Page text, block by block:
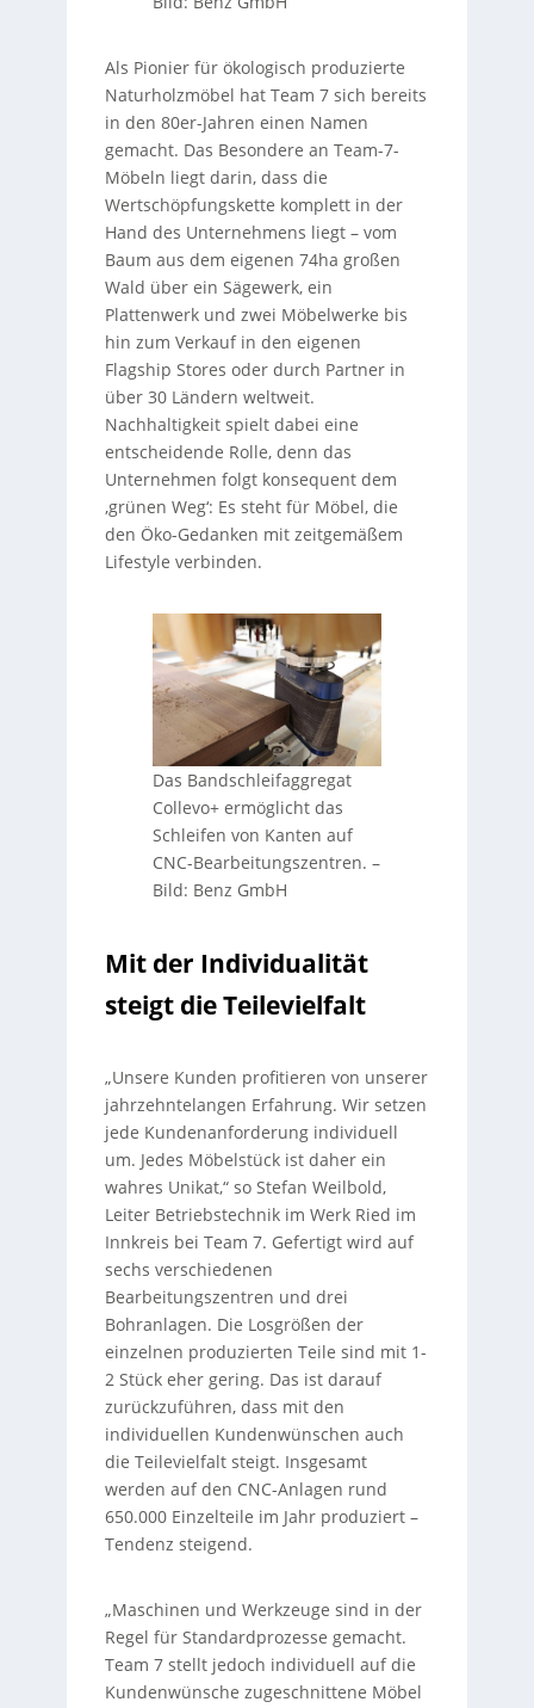
Als Pionier für ökologisch produzierte
Naturholzmöbel hat Team 7 sich bereits
in den 80er-Jahren einen Namen
gemacht. Das Besondere an Team-7-
Möbeln liegt darin, dass die
Wertschöpfungskette komplett in der
Hand des Unternehmens liegt – vom
Baum aus dem eigenen 74ha großen
Wald über ein Sägewerk, ein
Plattenwerk und zwei Möbelwerke bis
hin zum Verkauf in den eigenen
Flagship Stores oder durch Partner in
über 30 Ländern weltweit.
Nachhaltigkeit spielt dabei eine
entscheidende Rolle, denn das
Unternehmen folgt konsequent dem
‚grünen Weg‘: Es steht für Möbel, die
den Öko-Gedanken mit zeitgemäßem
Lifestyle verbinden.
Das Bandschleifaggregat
Collevo+ ermöglicht das
Schleifen von Kanten auf
CNC-Bearbeitungszentren. –
Bild: Benz GmbH
Mit der Individualität
steigt die Teilevielfalt
„Unsere Kunden profitieren von unserer
jahrzehntelangen Erfahrung. Wir setzen
jede Kundenanforderung individuell
um. Jedes Möbelstück ist daher ein
wahres Unikat,“ so Stefan Weilbold,
Leiter Betriebstechnik im Werk Ried im
Innkreis bei Team 7. Gefertigt wird auf
sechs verschiedenen
Bearbeitungszentren und drei
Bohranlagen. Die Losgrößen der
einzelnen produzierten Teile sind mit 1-
2 Stück eher gering. Das ist darauf
zurückzuführen, dass mit den
individuellen Kundenwünschen auch
die Teilevielfalt steigt. Insgesamt
werden auf den CNC-Anlagen rund
650.000 Einzelteile im Jahr produziert –
Tendenz steigend.
„Maschinen und Werkzeuge sind in der
Regel für Standardprozesse gemacht.
Team 7 stellt jedoch individuell auf die
Kundenwünsche zugeschnittene Möbel